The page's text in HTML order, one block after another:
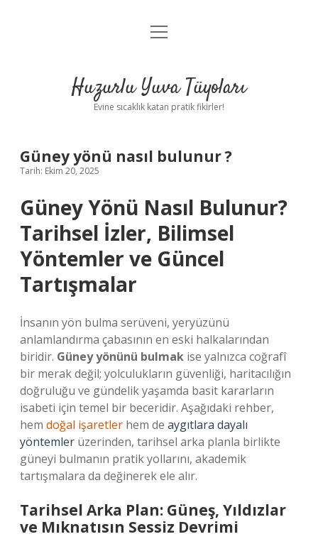
Anasayfa
Yasal Uyarı
menüyü
Huzurlu Yuva Tüyoları
Evine sıcaklık katan pratik fikirler!
Güney yönü nasıl bulunur ?
Tarih: Ekim 20, 2025
Güney Yönü Nasıl Bulunur?
Tarihsel İzler, Bilimsel
Yöntemler ve Güncel
Tartışmalar
İnsanın yön bulma serüveni, yeryüzünü
anlamlandırma çabasının en eski halkalarından
biridir. Güney yönünü bulmak ise yalnızca coğrafî
bir merak değil; yolculukların güvenliği, haritacılığın
doğruluğu ve gündelik yaşamda basit kararların
isabeti için temel bir beceridir. Aşağıdaki rehber,
hem doğal işaretler hem de aygıtlara dayalı
yöntemler üzerinden, tarihsel arka planla birlikte
güneyi bulmanın pratik yollarını, akademik
tartışmalara da değinerek ele alır.
Tarihsel Arka Plan: Güneş, Yıldızlar
ve Mıknatısın Sessiz Devrimi